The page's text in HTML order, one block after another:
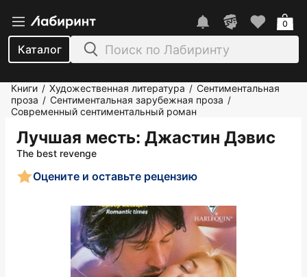
Каталог
0
Книги / Художественная литература / Сентиментальная
проза / Сентиментальная зарубежная проза /
Современный сентиментальный роман
Лучшая месть: Джастин Дэвис
The best revenge
Оцените и оставьте рецензию